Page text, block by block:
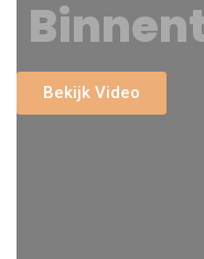
Bekijk Video